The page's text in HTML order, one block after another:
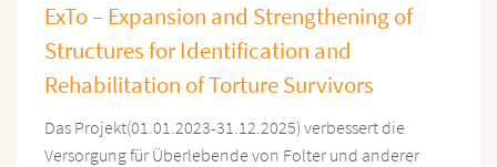
ExTo – Expansion and Strengthening of
Structures for Identification and
Rehabilitation of Torture Survivors
Das Projekt(01.01.2023-31.12.2025) verbessert die
Versorgung für Überlebende von Folter und anderer